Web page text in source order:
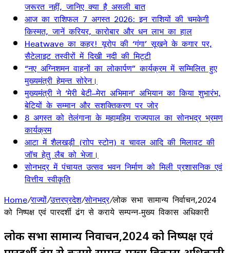
जरूरत नहीं, जानिए क्या है असली बात
आज का राशिफल 7 अगस्त 2026: इन राशियों की चमकेगी
किस्मत, जानें करियर, कारोबार और धन लाभ का हाल
Heatwave का कहर! यूरोप की ‘गंगा’ सूखने के कगार पर,
सैटेलाइट तस्वीरों में दिखी नदी की मिट्टी
“नए अग्निशमन वाहनों का लोकार्पण” कार्यक्रम में सम्मिलित हुए
मुख्यमंत्री हेमन्त सोरेन।
मुख्यमंत्री ने ‘मेरी बेटी–मेरा अभिमान’ अभियान का किया शुभारंभ,
बेटियों के सम्मान और सशक्तिकरण पर जोर
8 अगस्त को तेलंगाना के महामहिम राज्यपाल का सोनभद्र भ्रमण
कार्यक्रम
आटा में शैलखड़ी (राोप स्टोन) व चावल आदि की मिलावट की
जॉच हेतु लैब को भेजा।
सोनभद्र में पंचायत उत्सव भवन निर्माण को मिली प्रशासनिक एवं
वित्तीय स्वीकृति
Home/राज्यों/उत्तरप्रदेश/सोनभद्र/लोक सभा सामान्य निर्वाचन,2024
को निष्पक्ष एवं पारदर्शी ढंग से कराये सम्पन्न-मुख्य विकास अधिकारी
लोक सभा सामान्य निर्वाचन,2024 को निष्पक्ष एवं